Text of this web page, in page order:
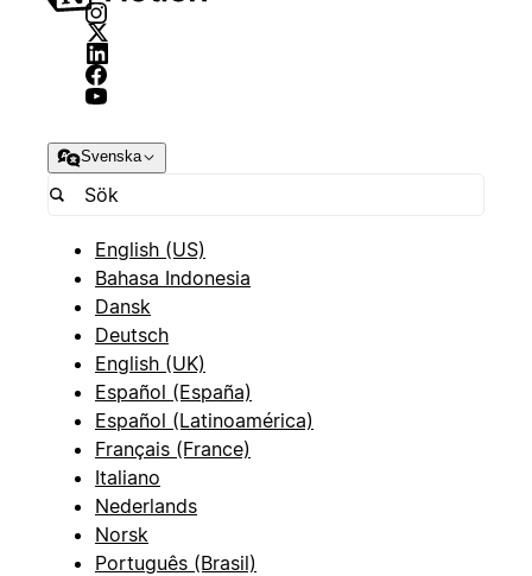
Svenska
English (US)
Bahasa Indonesia
Dansk
Deutsch
English (UK)
Español (España)
Español (Latinoamérica)
Français (France)
Italiano
Nederlands
Norsk
Português (Brasil)